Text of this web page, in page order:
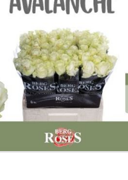
Wählen Sie zuerst ein